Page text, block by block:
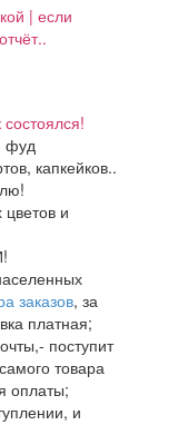
| если
фуд
капкейков..
и
заказов, за
платная;
поступит
товара
оплаты;
и